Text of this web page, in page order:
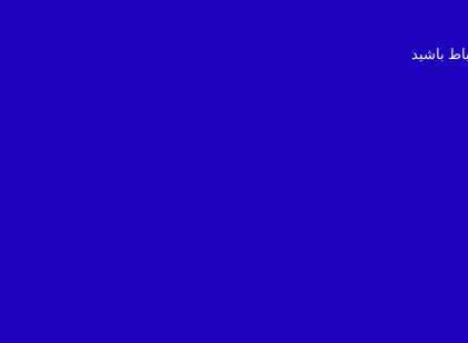
باشید